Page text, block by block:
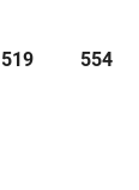
519 554